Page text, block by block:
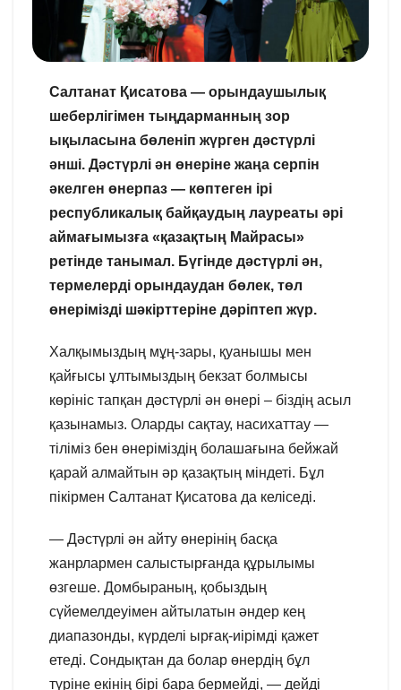
Салтанат Қисатова — орындаушылық
шеберлігімен тыңдарманның зор
ықыласына бөленіп жүрген дәстүрлі
әнші. Дәстүрлі ән өнеріне жаңа серпін
әкелген өнерпаз — көптеген ірі
республикалық байқаудың лауреаты әрі
аймағымызға «қазақтың Майрасы»
ретінде танымал. Бүгінде дәстүрлі ән,
термелерді орындаудан бөлек, төл
өнерімізді шәкірттеріне дәріптеп жүр.
Халқымыздың мұң-зары, қуанышы мен
қайғысы ұлтымыздың бекзат болмысы
көрініс тапқан дәстүрлі ән өнері – біздің асыл
қазынамыз. Оларды сақтау, насихаттау —
тіліміз бен өнеріміздің болашағына бейжай
қарай алмайтын әр қазақтың міндеті. Бұл
пікірмен Салтанат Қисатова да келіседі.
— Дәстүрлі ән айту өнерінің басқа
жанрлармен салыстырғанда құрылымы
өзгеше. Домбыраның, қобыздың
сүйемелдеуімен айтылатын әндер кең
диапазонды, күрделі ырғақ-иірімді қажет
етеді. Сондықтан да болар өнердің бұл
түріне екінің бірі бара бермейді, — дейді